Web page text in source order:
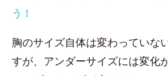
う！
胸のサイズ自体は変わっていな
すが、アンダーサイズには変化